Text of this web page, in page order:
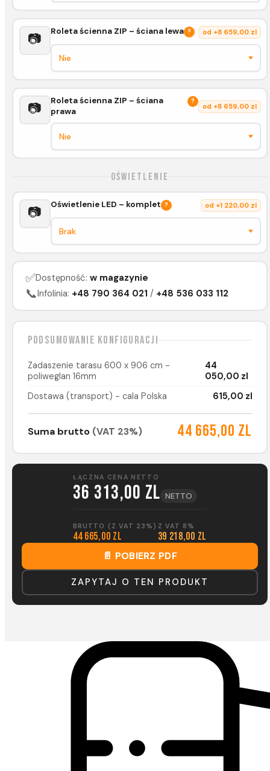
📷 Roleta ścienna ZIP – ściana lewa ? od +8 659,00 zl
📷
Roleta ścienna ZIP – ściana
prawa
?
od +8 659,00 zl
Oświetlenie
📷 Oświetlenie LED – komplet ? od +1 220,00 zl
✅Dostępność: w magazynie
📞Infolinia: +48 790 364 021 / +48 536 033 112
Podsumowanie konfiguracji
Zadaszenie tarasu 600 x 906 cm -
poliweglan 16mm
44
050,00 zl
Dostawa (transport) - cala Polska
615,00 zl
Suma brutto (VAT 23%) 44 665,00 zl
ŁĄCZNA CENA NETTO
36 313,00 zl NETTO
BRUTTO (Z VAT 23%)
44 665,00 zl
Z VAT 8%
39 218,00 zl
📄 POBIERZ PDF
ZAPYTAJ O TEN PRODUKT